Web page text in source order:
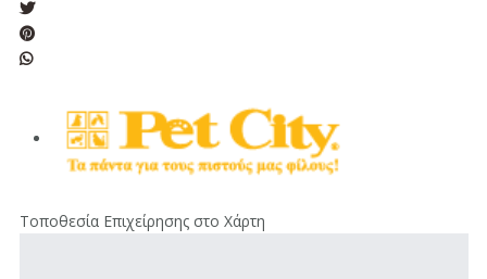
Τοποθεσία Επιχείρησης στο Χάρτη